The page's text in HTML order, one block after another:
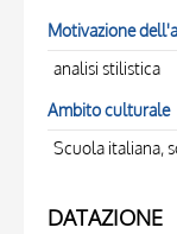
Motivazione
analisi stilistica
Ambito culturale
Scuola italiana,
DATAZIONE